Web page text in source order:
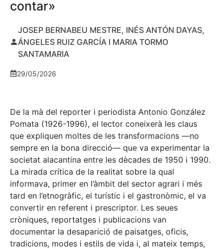
contar»
JOSEP BERNABEU MESTRE, INÉS ANTÓN DAYAS,
ÁNGELES RUIZ GARCÍA I MARIA TORMO
SANTAMARIA
29/05/2026
De la mà del reporter i periodista Antonio González
Pomata (1926-1996), el lector coneixerà les claus
que expliquen moltes de les transformacions —no
sempre en la bona direcció— que va experimentar la
societat alacantina entre les dècades de 1950 i 1990.
La mirada crítica de la realitat sobre la qual
informava, primer en l’àmbit del sector agrari i més
tard en l’etnogràfic, el turístic i el gastronòmic, el va
convertir en referent i prescriptor. Les seues
cròniques, reportatges i publicacions van
documentar la desaparició de paisatges, oficis,
tradicions, modes i estils de vida i, al mateix temps,